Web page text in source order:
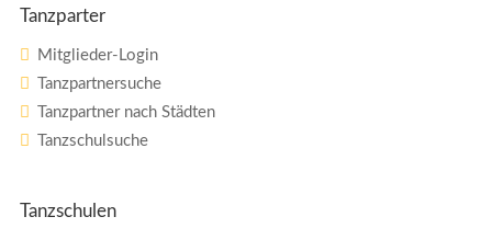
Tanzparter
Mitglieder-Login
Tanzpartnersuche
Tanzpartner nach Städten
Tanzschulsuche
Tanzschulen